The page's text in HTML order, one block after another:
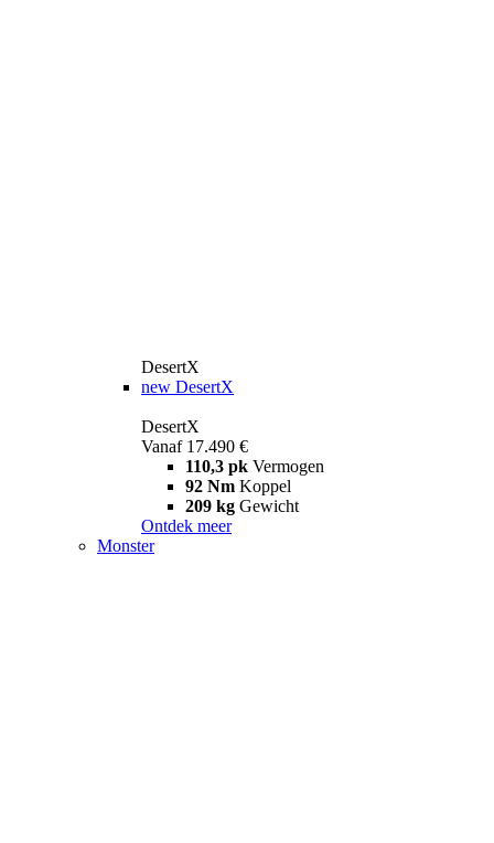
DesertX
new DesertX
DesertX
Vanaf 17.490 €
110,3 pk Vermogen
92 Nm Koppel
209 kg Gewicht
Ontdek meer
Monster